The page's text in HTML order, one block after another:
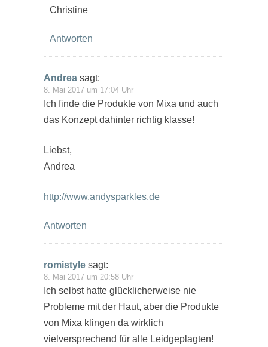
Christine
Antworten
Andrea sagt:
8. Mai 2017 um 17:04 Uhr
Ich finde die Produkte von Mixa und auch
das Konzept dahinter richtig klasse!
Liebst,
Andrea
http://www.andysparkles.de
Antworten
romistyle sagt:
8. Mai 2017 um 20:58 Uhr
Ich selbst hatte glücklicherweise nie
Probleme mit der Haut, aber die Produkte
von Mixa klingen da wirklich
vielversprechend für alle Leidgeplagten!